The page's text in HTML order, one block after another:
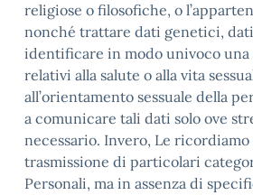
religiose o filosofiche, o
nonché trattare dati genetici,
identificare in modo univoco una
relativi alla salute o alla vita
all’orientamento sessuale della
a comunicare tali dati solo ove
necessario. Invero, Le
trasmissione di particolari
Personali, ma in assenza di